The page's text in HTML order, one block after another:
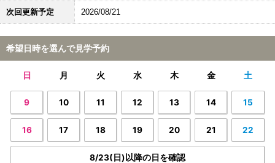
次回更新予定 2026/08/21
希望日時を選んで見学予約
日 月 火 水 木 金 土
9 10 11 12 13 14 15
16 17 18 19 20 21 22
8/23(日)以降の日を確認